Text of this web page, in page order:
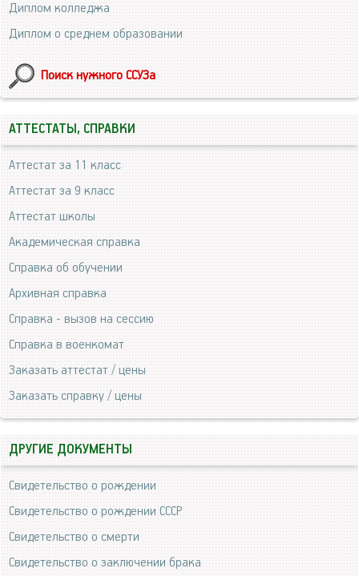
Диплом колледжа
Диплом о среднем образовании
Поиск нужного ССУЗа
АТТЕСТАТЫ, СПРАВКИ
Аттестат за 11 класс
Аттестат за 9 класс
Аттестат школы
Академическая справка
Справка об обучении
Архивная справка
Справка - вызов на сессию
Справка в военкомат
Заказать аттестат / цены
Заказать справку / цены
ДРУГИЕ ДОКУМЕНТЫ
Свидетельство о рождении
Свидетельство о рождении СССР
Свидетельство о смерти
Свидетельство о заключении брака